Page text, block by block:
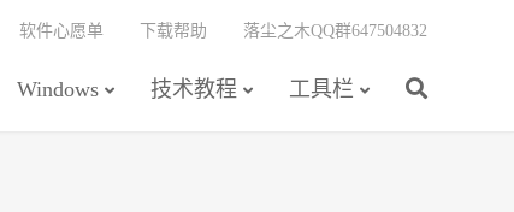
Windows 技术教程 工具栏
软件心愿单 下载帮助 落尘之木QQ群647504832